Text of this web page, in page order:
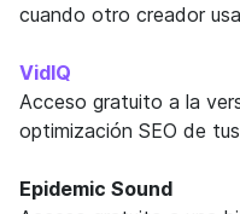
cuando otro creador
VidlQ
Acceso gratuito a la
optimización SEO de
Epidemic Sound